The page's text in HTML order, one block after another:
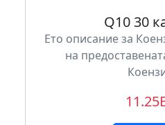
Q10 30
Ето описание за
на